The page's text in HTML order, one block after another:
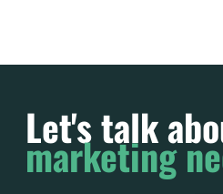
Let's talk
marketing